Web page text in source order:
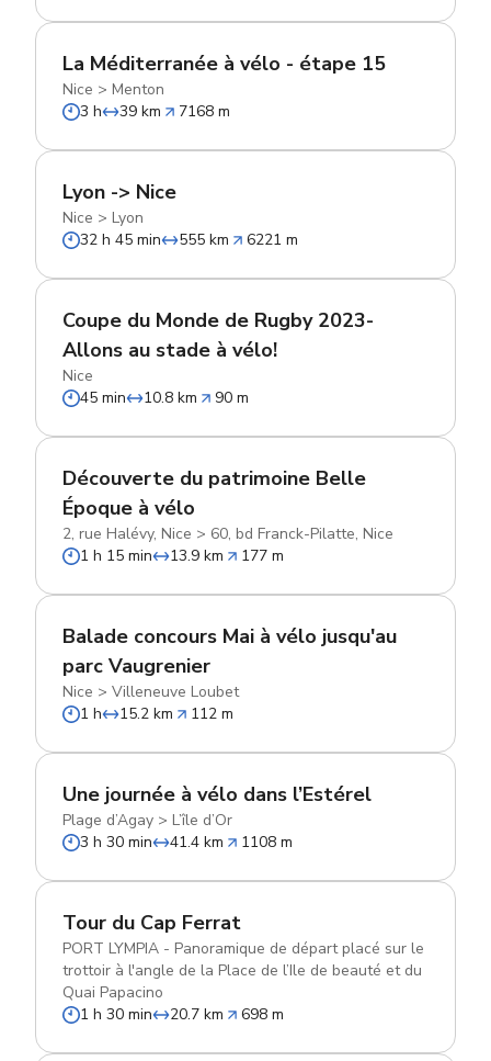
La Méditerranée à vélo - étape 15
Nice > Menton
3 h
39 km 7168 m
Lyon -> Nice
Nice > Lyon
32 h 45 min
555 km 6221 m
Coupe du Monde de Rugby 2023-
Allons au stade à vélo!
Nice
45 min
10.8 km 90 m
Découverte du patrimoine Belle
Époque à vélo
2, rue Halévy, Nice > 60, bd Franck-Pilatte, Nice
1 h 15 min
13.9 km 177 m
Balade concours Mai à vélo jusqu'au
parc Vaugrenier
Nice > Villeneuve Loubet
1 h
15.2 km 112 m
Une journée à vélo dans l’Estérel
Plage d’Agay > L’île d’Or
3 h 30 min
41.4 km 1108 m
Tour du Cap Ferrat
PORT LYMPIA - Panoramique de départ placé sur le
trottoir à l'angle de la Place de l’Ile de beauté et du
Quai Papacino
1 h 30 min
20.7 km 698 m